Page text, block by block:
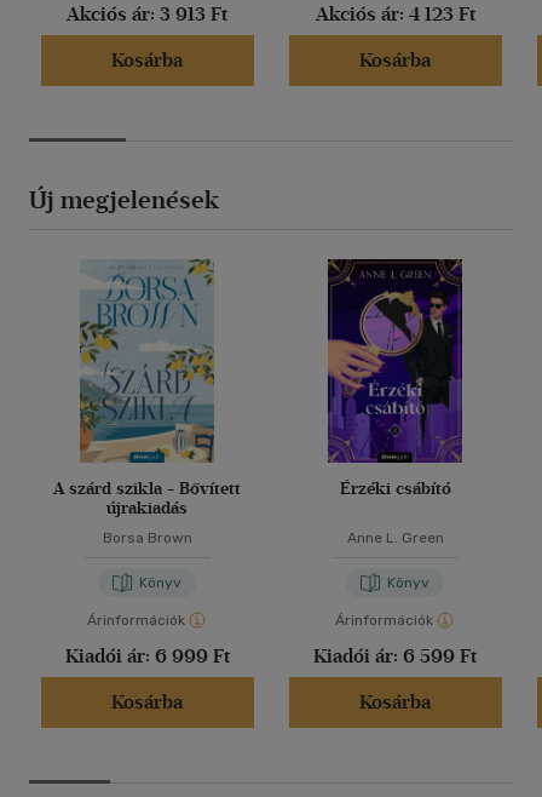
Akciós ár: 3 913 Ft
Kosárba
Akciós ár: 4 123 Ft
Kosárba
Új megjelenések
A szárd szikla - Bővített
újrakiadás
Borsa Brown
Könyv
Árinformációk
Kiadói ár: 6 999 Ft
Kosárba
Érzéki csábító
Anne L. Green
Könyv
Árinformációk
Kiadói ár: 6 599 Ft
Kosárba